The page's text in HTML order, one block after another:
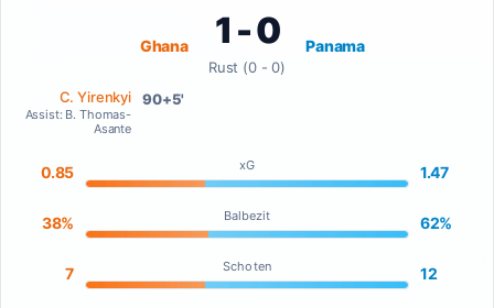
Ghana
90+5'
C. Yirenkyi
Assist: B. Thomas-
Asante
1 - 0
Rust (0 - 0)
Panama
0.85 xG 1.47
38% Balbezit 62%
7 Schoten 12